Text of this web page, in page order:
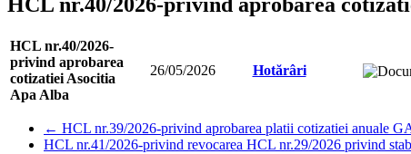
HCL nr.40/2026-privind aprobarea
HCL nr.40/2026-
privind aprobarea
cotizatiei Asocitia
Apa Alba
26/05/2026 Hotărâri
← HCL nr.39/2026-privind aprobarea platii cotizatiei anuale
HCL nr.41/2026-privind revocarea HCL nr.29/2026 privind